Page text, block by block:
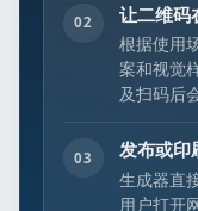
02 让二维码
根据使用
案和视觉
及扫码后
03 发布或印
生成器直
用户打开